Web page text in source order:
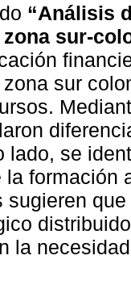
“Análisis
sur-
sur
lado, se
la formación
sugieren
la